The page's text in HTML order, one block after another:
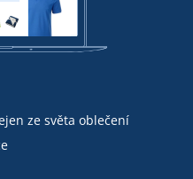
ze světa oblečení